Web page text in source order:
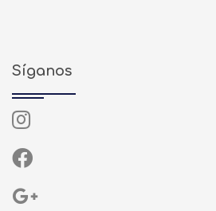
Síganos